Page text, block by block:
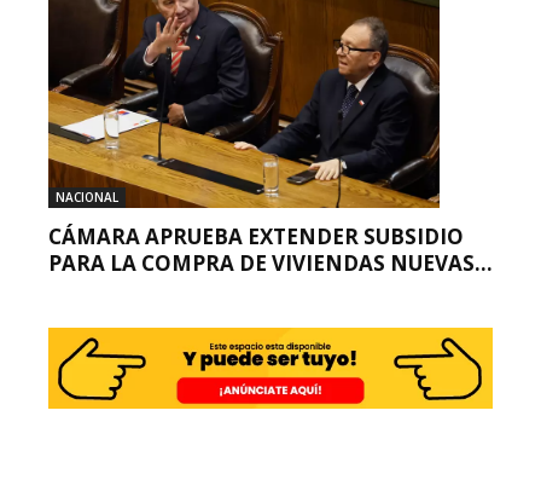
NACIONAL
CÁMARA APRUEBA EXTENDER SUBSIDIO
PARA LA COMPRA DE VIVIENDAS NUEVAS...